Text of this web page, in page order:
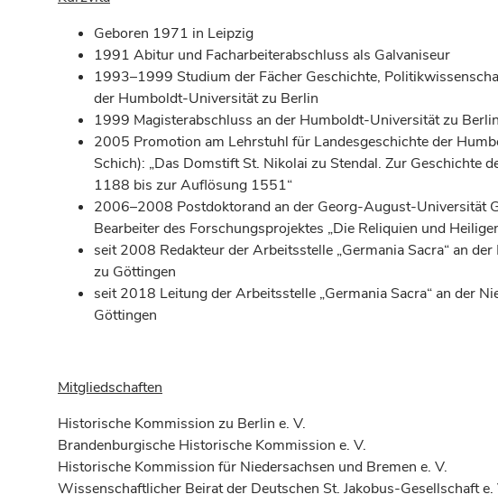
Geboren 1971 in Leipzig
1991 Abitur und Facharbeiterabschluss als Galvaniseur
1993–1999 Studium der Fächer Geschichte,
der Humboldt-Universität zu Berlin
1999 Magisterabschluss an der Humboldt-Universität zu Berlin
2005 Promotion am Lehrstuhl für Landesgeschichte der
Schich): „Das Domstift St. Nikolai zu Stendal. Zur Geschichte
1188 bis zur Auflösung 1551“
2006–2008 Postdoktorand an der Georg-August-Universität
Bearbeiter des Forschungsprojektes „Die Reliquien und
seit 2008 Redakteur der Arbeitsstelle „Germania Sacra“ an
zu Göttingen
seit 2018 Leitung der Arbeitsstelle „Germania Sacra“ an der
Göttingen
Mitgliedschaften
Historische Kommission zu Berlin e. V.
Brandenburgische Historische Kommission e. V.
Historische Kommission für Niedersachsen und Bremen e. V.
Wissenschaftlicher Beirat der Deutschen St. Jakobus-Gesellschaft e.